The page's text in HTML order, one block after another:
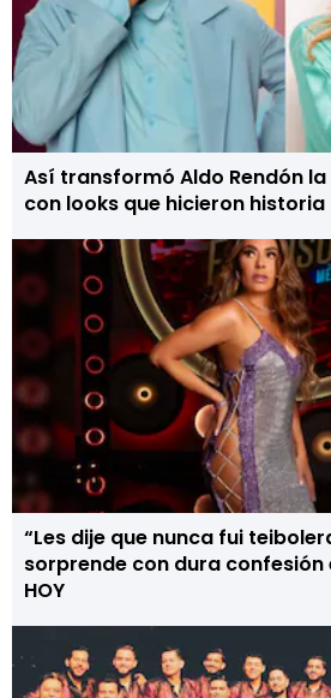
Así transformó Aldo Rendón
con looks que hicieron historia
“Les dije que nunca fui
sorprende con dura
HOY